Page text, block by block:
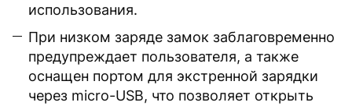
использования.
При низком заряде замок заблаговременно
предупреждает пользователя, а также
оснащен портом для экстренной зарядки
через micro-USB, что позволяет открыть